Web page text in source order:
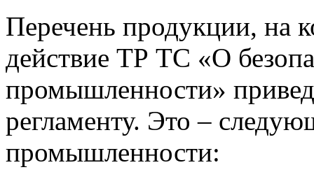
Перечень продукции, на
действие ТР ТС «О
промышленности»
регламенту. Это –
промышленности: